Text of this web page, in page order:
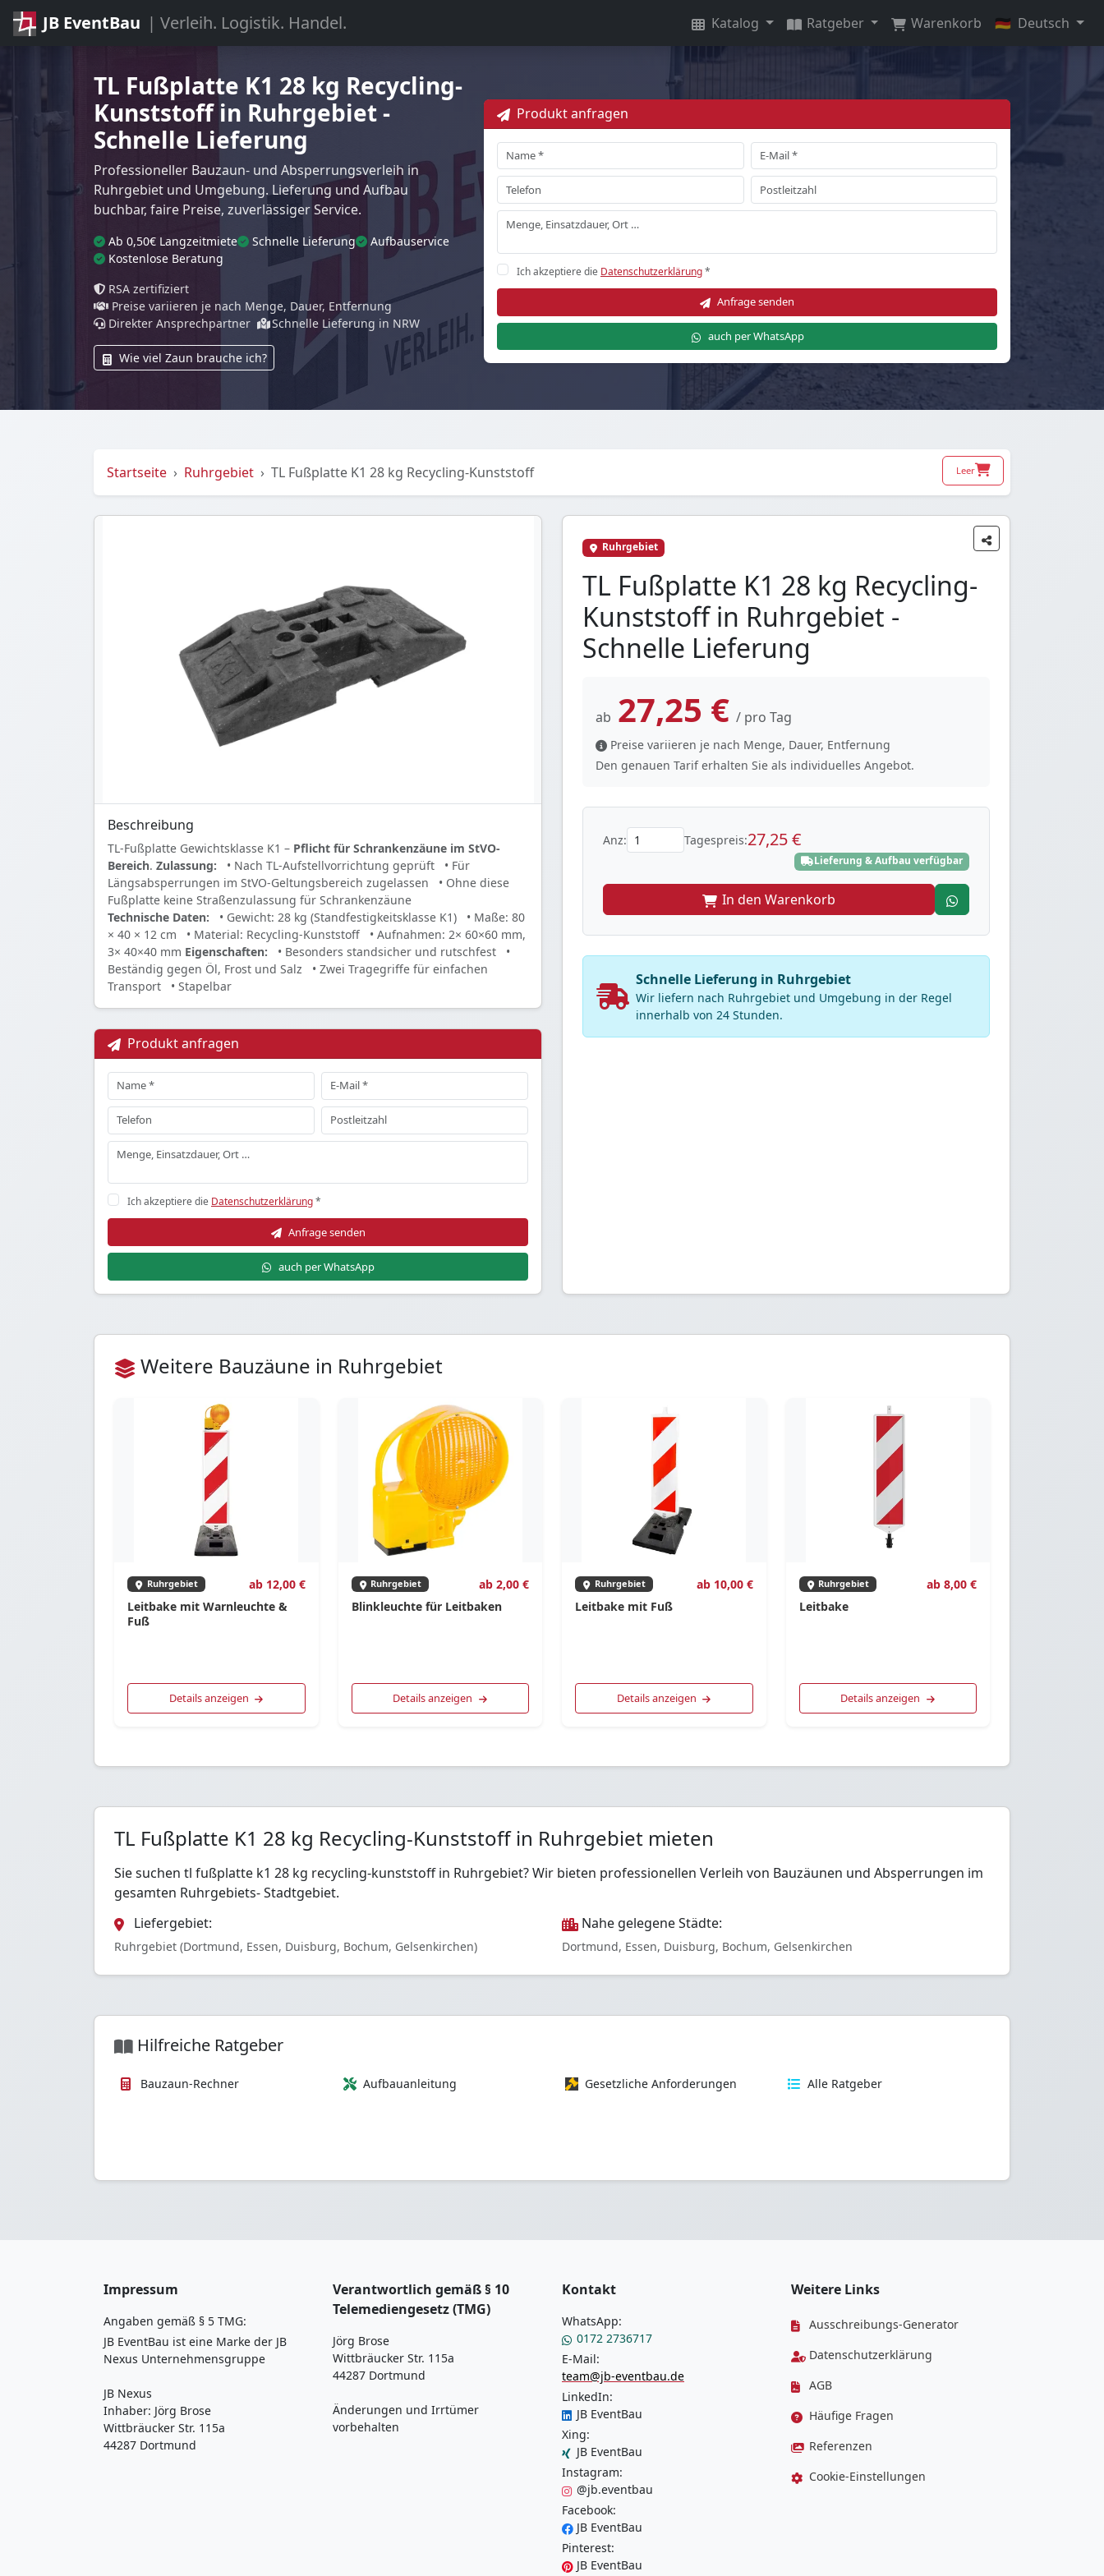
JB EventBau | Verleih. Logistik. Handel. Katalog Ratgeber Warenkorb 🇩🇪 Deutsch
TL Fußplatte K1 28 kg Recycling-
Kunststoff in Ruhrgebiet -
Schnelle Lieferung
Professioneller Bauzaun- und Absperrungsverleih in
Ruhrgebiet und Umgebung. Lieferung und Aufbau
buchbar, faire Preise, zuverlässiger Service.
Ab 0,50€ Langzeitmiete Schnelle Lieferung
Aufbauservice
Kostenlose Beratung
RSA zertifiziert
Preise variieren je nach Menge, Dauer, Entfernung
Direkter Ansprechpartner
Schnelle Lieferung in NRW
Wie viel Zaun brauche ich?
Produkt anfragen
Ich akzeptiere die Datenschutzerklärung*
Anfrage senden
auch per WhatsApp
Leer
Startseite Ruhrgebiet TL Fußplatte K1 28 kg Recycling-Kunststoff
Beschreibung
TL-Fußplatte Gewichtsklasse K1 – Pflicht für Schrankenzäune im StVO-
Bereich. Zulassung: • Nach TL-Aufstellvorrichtung geprüft
• Für
Längsabsperrungen im StVO-Geltungsbereich zugelassen
• Ohne diese
Fußplatte keine Straßenzulassung für Schrankenzäune
Technische Daten:
• Gewicht: 28 kg (Standfestigkeitsklasse K1)
• Maße: 80
× 40 × 12 cm
• Material: Recycling-Kunststoff
• Aufnahmen: 2× 60×60 mm,
3× 40×40 mm Eigenschaften: • Besonders standsicher und rutschfest
•
Beständig gegen Öl, Frost und Salz
• Zwei Tragegriffe für einfachen
Transport
• Stapelbar
Produkt anfragen
Ich akzeptiere die Datenschutzerklärung*
Anfrage senden
auch per WhatsApp
Ruhrgebiet
TL Fußplatte K1 28 kg Recycling-
Kunststoff in Ruhrgebiet -
Schnelle Lieferung
ab 27,25 € / pro Tag
Preise variieren je nach Menge, Dauer, Entfernung
Den genauen Tarif erhalten Sie als individuelles Angebot.
Anz: Tagespreis:27,25 €
Lieferung & Aufbau verfügbar
In den Warenkorb
Schnelle Lieferung in Ruhrgebiet
Wir liefern nach Ruhrgebiet und Umgebung in der Regel
innerhalb von 24 Stunden.
Weitere Bauzäune in Ruhrgebiet
Ruhrgebiet
ab 12,00 €
Leitbake mit Warnleuchte &
Fuß
Details anzeigen
Ruhrgebiet
ab 2,00 €
Blinkleuchte für Leitbaken
Details anzeigen
Ruhrgebiet
ab 10,00 €
Leitbake mit Fuß
Details anzeigen
Ruhrgebiet
ab 8,00 €
Leitbake
Details anzeigen
TL Fußplatte K1 28 kg Recycling-Kunststoff in Ruhrgebiet mieten
Sie suchen tl fußplatte k1 28 kg recycling-kunststoff in Ruhrgebiet? Wir bieten professionellen Verleih von Bauzäunen und Absperrungen im
gesamten Ruhrgebiets- Stadtgebiet.
Liefergebiet:
Ruhrgebiet (Dortmund, Essen, Duisburg, Bochum, Gelsenkirchen)
Nahe gelegene Städte:
Dortmund, Essen, Duisburg, Bochum, Gelsenkirchen
Hilfreiche Ratgeber
Bauzaun-Rechner Aufbauanleitung Gesetzliche Anforderungen Alle Ratgeber
Impressum
Angaben gemäß § 5 TMG:
JB EventBau ist eine Marke der JB
Nexus Unternehmensgruppe
JB Nexus
Inhaber: Jörg Brose
Wittbräucker Str. 115a
44287 Dortmund
Verantwortlich gemäß § 10
Telemediengesetz (TMG)
Jörg Brose
Wittbräucker Str. 115a
44287 Dortmund
Änderungen und Irrtümer
vorbehalten
Kontakt
WhatsApp:
0172 2736717
E-Mail:
team@jb-eventbau.de
LinkedIn:
JB EventBau
Xing:
JB EventBau
Instagram:
@jb.eventbau
Facebook:
JB EventBau
Pinterest:
JB EventBau
Weitere Links
Ausschreibungs-Generator
Datenschutzerklärung
AGB
Häufige Fragen
Referenzen
Cookie-Einstellungen